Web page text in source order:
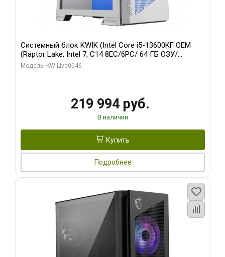
Системный блок KWIK (Intel Core i5-13600KF OEM
(Raptor Lake, Intel 7, C14 8EC/6PC/ 64 ГБ ОЗУ/
Gigabyte RTX5060Ti GAMING OC 8GB GDDR7 128bit
Модель: KW-Live0046
219 994 руб.
В наличии
Купить
Подробнее